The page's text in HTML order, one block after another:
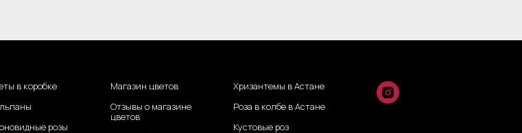
в коробке
розы
Магазин цветов
Отзывы о магазине
цветов
Хризантемы в Астане
Роза в колбе в Астане
Кустовые роз